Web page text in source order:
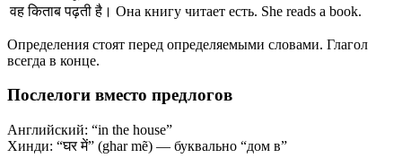
वह किताब पढ़ती है। Она книгу читает есть. She reads a book.
Определения стоят перед определяемыми словами. Глагол
всегда в конце.
Послелоги вместо предлогов
Английский: “in the house”
Хинди: “घर में” (ghar mẽ) — буквально “дом в”